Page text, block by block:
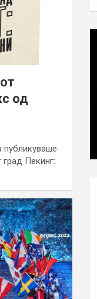
од
публикуваше
град Пекинг: